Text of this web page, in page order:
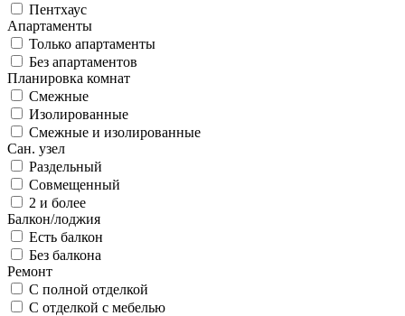
Пентхаус
Апартаменты
Только апартаменты
Без апартаментов
Планировка комнат
Смежные
Изолированные
Смежные и изолированные
Сан. узел
Раздельный
Совмещенный
2 и более
Балкон/лоджия
Есть балкон
Без балкона
Ремонт
С полной отделкой
С отделкой с мебелью